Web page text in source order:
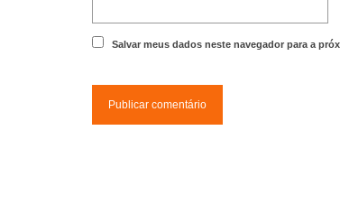
Salvar meus dados neste navegador para a